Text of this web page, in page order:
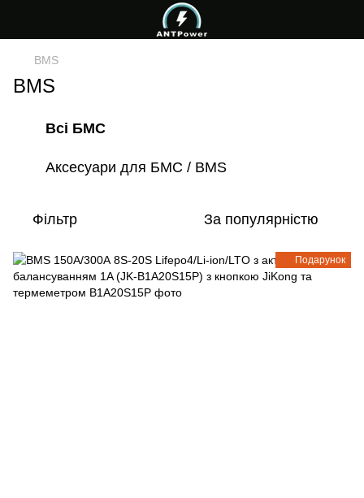
BMS
BMS
Всі БМС
Аксесуари для БМС / BMS
Фільтр За популярністю
Подарунок